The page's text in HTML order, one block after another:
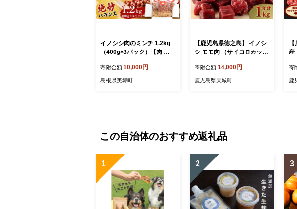
イノシシ肉のミンチ 1.2kg
（400g×3パック）【肉 猪
ジビエ ジビエ肉 ひき肉 ミ
ンチ肉 天然 野生】
寄附金額 10,000円
島根県美郷町
【鹿児島県徳之島】 イノシ
シ モモ肉 （サイコロカッ
g AI-21-N
寄附金額 14,000円
鹿児島県天城町
産
エ
寄
鹿
この自治体のおすすめ返礼品
1 2 3